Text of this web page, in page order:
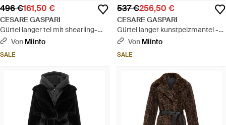
496 €161,50 €
CESARE GASPARI
Gürtel langer tel mit shearling-
kragen - Braun
Von Miinto
SALE
537 €256,50 €
CESARE GASPARI
Gürtel langer kunstpelzmantel -
Natur
Von Miinto
SALE